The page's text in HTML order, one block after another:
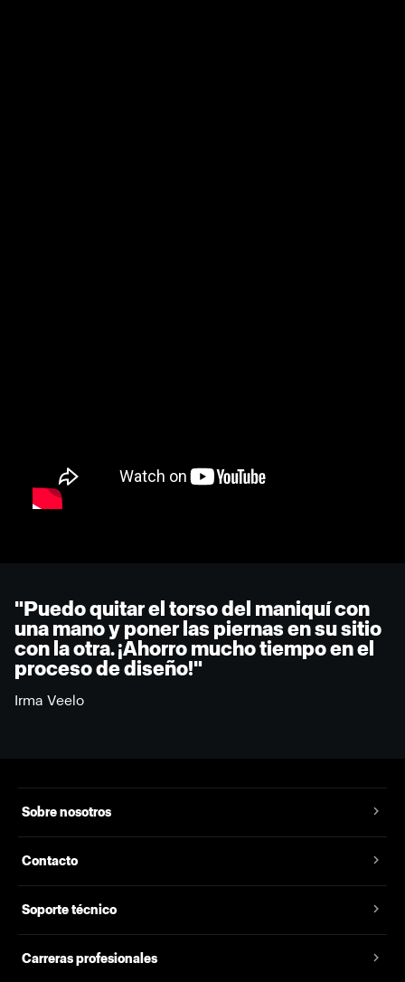
"Puedo quitar el torso del maniquí con
una mano y poner las piernas en su sitio
con la otra. ¡Ahorro mucho tiempo en el
proceso de diseño!"
Irma Veelo
Sobre nosotros
Contacto
Soporte técnico
Carreras profesionales